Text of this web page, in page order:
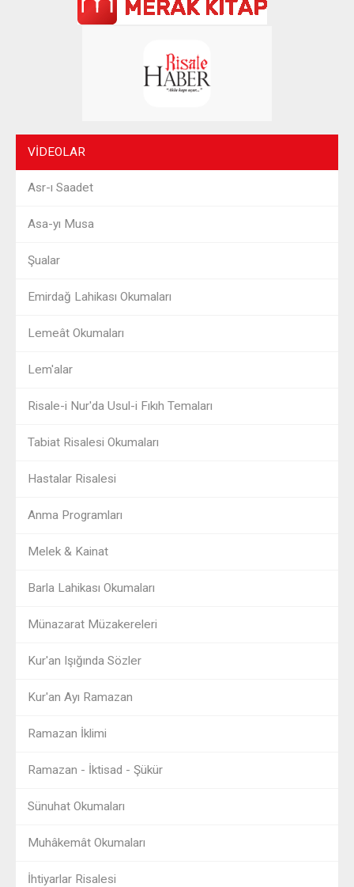
VIDEOLAR
Asr-ı Saadet
Asa-yı Musa
Şualar
Emirdağ Lahikası Okumaları
Lemeât Okumaları
Lem'alar
Risale-i Nur'da Usul-i Fıkıh Temaları
Tabiat Risalesi Okumaları
Hastalar Risalesi
Anma Programları
Melek & Kainat
Barla Lahikası Okumaları
Münazarat Müzakereleri
Kur'an Işığında Sözler
Kur'an Ayı Ramazan
Ramazan İklimi
Ramazan - İktisad - Şükür
Sünuhat Okumaları
Muhâkemât Okumaları
İhtiyarlar Risalesi